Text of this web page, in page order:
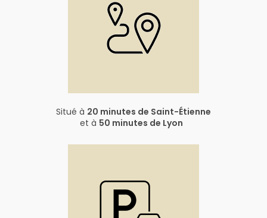
Situé à 20 minutes de Saint-Étienne
et à 50 minutes de Lyon